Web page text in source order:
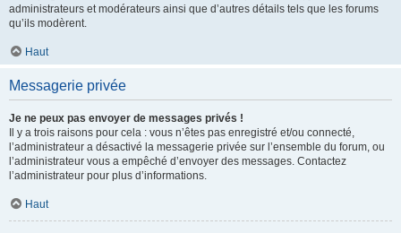
administrateurs et modérateurs ainsi que d’autres détails tels que les forums
qu’ils modèrent.
Haut
Messagerie privée
Je ne peux pas envoyer de messages privés !
Il y a trois raisons pour cela : vous n’êtes pas enregistré et/ou connecté,
l’administrateur a désactivé la messagerie privée sur l’ensemble du forum, ou
l’administrateur vous a empêché d’envoyer des messages. Contactez
l’administrateur pour plus d’informations.
Haut